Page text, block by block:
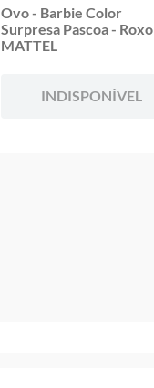
Ovo - Barbie Color
Surpresa Pascoa - Roxo
MATTEL
INDISPONÍVEL